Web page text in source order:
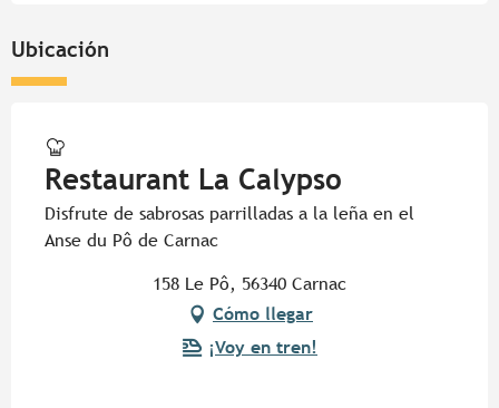
Ubicación
Restaurant La Calypso
Disfrute de sabrosas parrilladas a la leña en el
Anse du Pô de Carnac
158 Le Pô, 56340 Carnac
Cómo llegar
¡Voy en tren!